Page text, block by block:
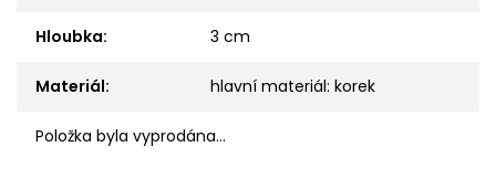
Hloubka: 3 cm
Materiál: hlavní materiál: korek
Položka byla vyprodána…